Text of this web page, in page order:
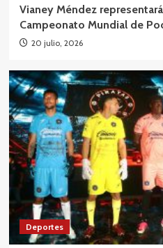
Vianey Méndez
Campeonato Mundial de
20 julio, 2026
Deportes